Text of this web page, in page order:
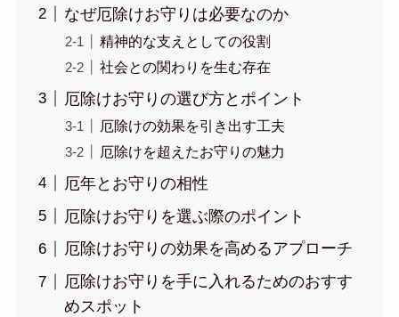
なぜ厄除けお守りは必要なのか
精神的な支えとしての役割
社会との関わりを生む存在
厄除けお守りの選び方とポイント
厄除けの効果を引き出す工夫
厄除けを超えたお守りの魅力
厄年とお守りの相性
厄除けお守りを選ぶ際のポイント
厄除けお守りの効果を高めるアプローチ
厄除けお守りを手に入れるためのおすす
めスポット